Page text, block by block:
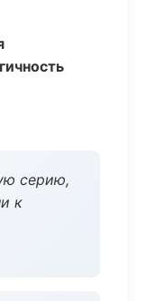
серию,
к